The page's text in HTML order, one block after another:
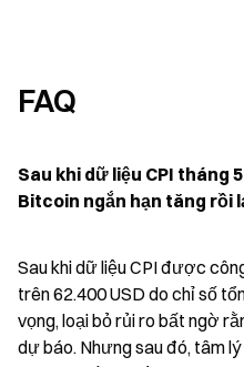
FAQ
Sau khi dữ liệu CPI tháng
Bitcoin ngắn hạn tăng rồi
Sau khi dữ liệu CPI được
trên 62.400 USD do chỉ số
vọng, loại bỏ rủi ro bất ngờ
dự báo. Nhưng sau đó, tâm